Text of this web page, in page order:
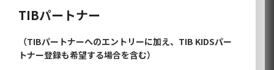
TIBパートナー
（TIBパートナーへのエントリーに加え、TIB KIDSパー
トナー登録も希望する場合を含む）